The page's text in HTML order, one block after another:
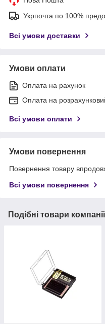
Укрпочта по 100%
Всі умови доставки
Умови оплати
Оплата на рахунок
Оплата на
Всі умови оплати
Умови повернення
Повернення товару
Всі умови повернення
Подібні товари компанії